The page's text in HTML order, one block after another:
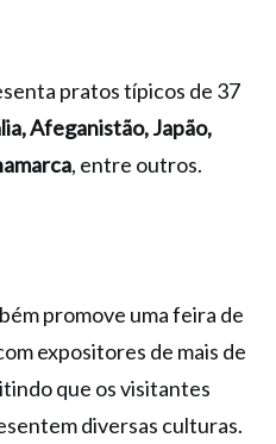
pratos típicos de 37
Afeganistão, Japão,
, entre outros.
promove uma feira de
expositores de mais de
que os visitantes
diversas culturas.